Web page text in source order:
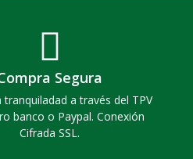
Segura
tranquiladad a través del TPV
banco o Paypal. Conexión
Cifrada SSL.